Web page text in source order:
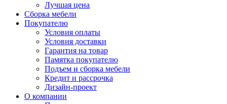
Лучшая цена
Сборка мебели
Покупателю
Условия оплаты
Условия доставки
Гарантия на товар
Памятка покупателю
Подъем и сборка мебели
Кредит и рассрочка
Дизайн-проект
О компании